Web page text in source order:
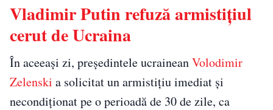
Vladimir Putin refuză armistițiul
cerut de Ucraina
În aceeași zi, președintele ucraineanVolodimir
Zelenski a solicitat un armistițiu imediat și
necondiționat pe o perioadă de 30 de zile, ca